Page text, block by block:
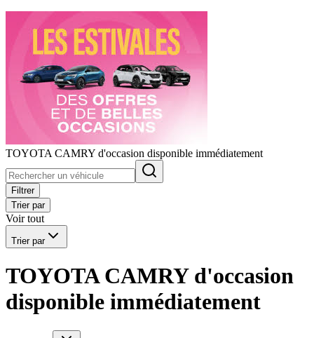
TOYOTA CAMRY d'occasion disponible immédiatement
Filtrer
Trier par
Voir tout
Trier par
TOYOTA CAMRY d'occasion
disponible immédiatement